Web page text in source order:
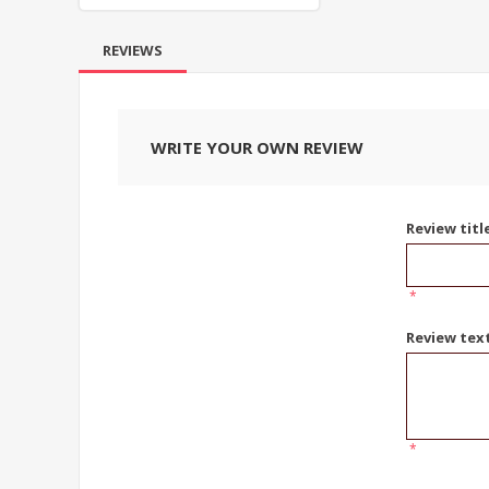
REVIEWS
WRITE YOUR OWN REVIEW
Review
*
Review
*